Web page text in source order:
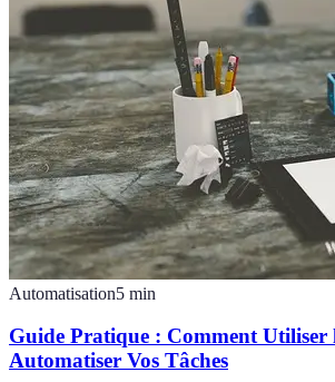
Automatisation5 min
Guide Pratique : Comment
Automatiser Vos Tâches